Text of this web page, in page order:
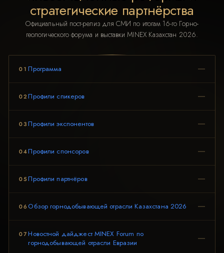
стратегические партнёрства
Официальный пост-релиз для СМИ по итогам 16-го Горно-
геологического форума и выставки MINEX Казахстан 2026.
01Программа
02Профили спикеров
03Профили экспонентов
04Профили спонсоров
05Профили партнёров
06Обзор горнодобывающей отрасли Казахстана 2026
07Новостной дайджест MINEX Forum по
горнодобывающей отрасли Евразии